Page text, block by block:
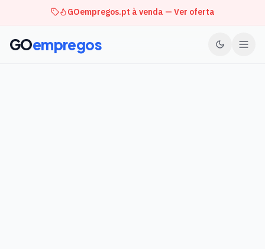
GOempregos.pt à venda — Ver oferta
GOempregos